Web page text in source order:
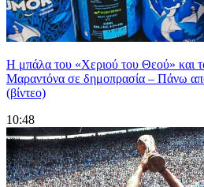
Η μπάλα του «Χεριού του Θεού» και
Μαραντόνα σε δημοπρασία – Πάνω
(βίντεο)
10:48